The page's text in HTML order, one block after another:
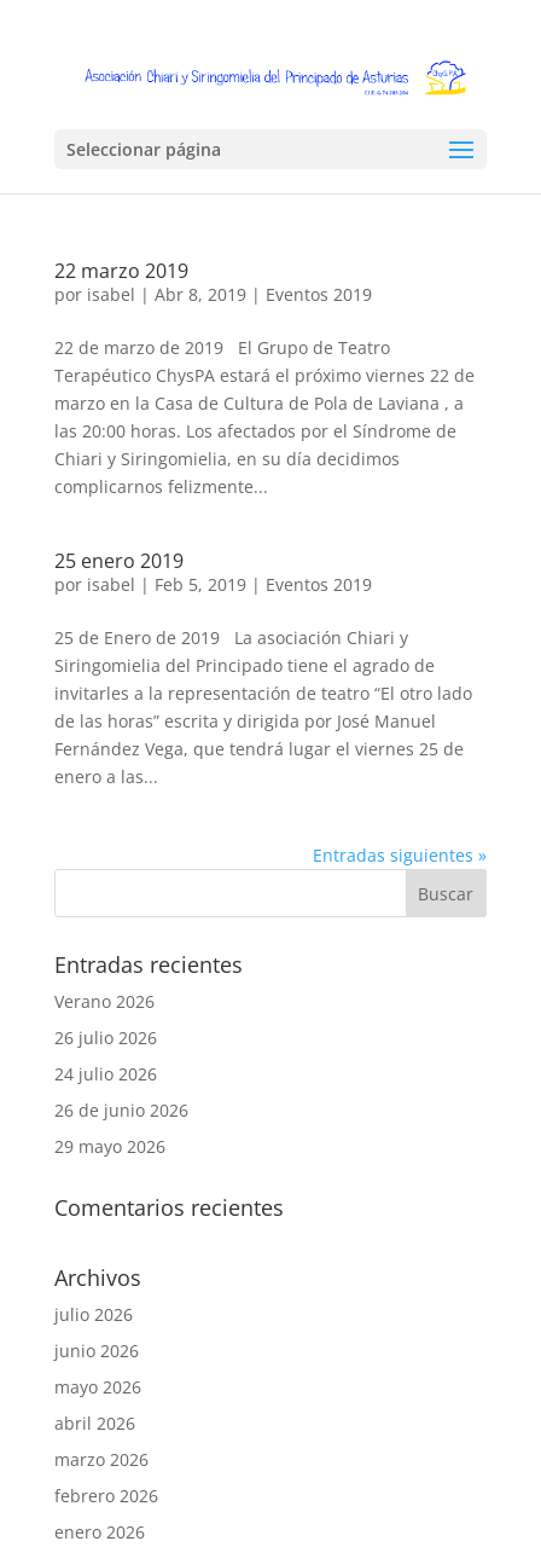
Seleccionar página
22 marzo 2019
por isabel | Abr 8, 2019| Eventos 2019
22 de marzo de 2019 El Grupo de Teatro
Terapéutico ChysPA estará el próximo viernes 22 de
marzo en la Casa de Cultura de Pola de Laviana , a
las 20:00 horas. Los afectados por el Síndrome de
Chiari y Siringomielia, en su día decidimos
complicarnos felizmente...
25 enero 2019
por isabel | Feb 5, 2019| Eventos 2019
25 de Enero de 2019 La asociación Chiari y
Siringomielia del Principado tiene el agrado de
invitarles a la representación de teatro “El otro lado
de las horas” escrita y dirigida por José Manuel
Fernández Vega, que tendrá lugar el viernes 25 de
enero a las...
Entradas siguientes »
Entradas recientes
Verano 2026
26 julio 2026
24 julio 2026
26 de junio 2026
29 mayo 2026
Comentarios recientes
Archivos
julio 2026
junio 2026
mayo 2026
abril 2026
marzo 2026
febrero 2026
enero 2026